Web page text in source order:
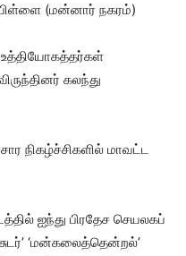
(மன்னார் நகரம்)
உத்தியோகத்தர்கள்
கலந்து
நிகழ்ச்சிகளில் மாவட்ட
ஐந்து பிரதேச செயலகப்
‘மன்கலைத்தென்றல்’